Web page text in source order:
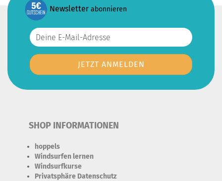
Newsletter abonnieren
SHOP INFORMATIONEN
hoppels
Windsurfen lernen
Windsurfkurse
Privatsphäre Datenschutz